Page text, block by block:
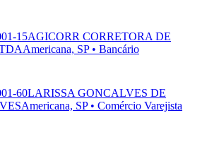
15AGICORR CORRETORA DE
Americana, SP • Bancário
60LARISSA GONCALVES DE
Americana, SP • Comércio Varejista